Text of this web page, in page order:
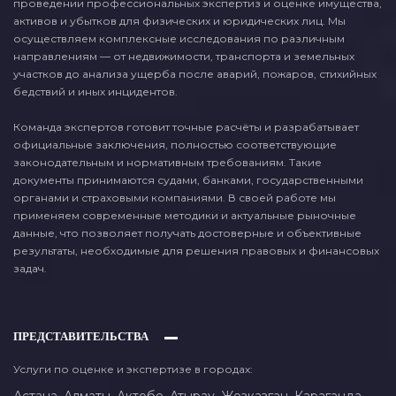
проведении профессиональных экспертиз и оценке имущества,
активов и убытков для физических и юридических лиц. Мы
осуществляем комплексные исследования по различным
направлениям — от недвижимости, транспорта и земельных
участков до анализа ущерба после аварий, пожаров, стихийных
бедствий и иных инцидентов.
Команда экспертов готовит точные расчёты и разрабатывает
официальные заключения, полностью соответствующие
законодательным и нормативным требованиям. Такие
документы принимаются судами, банками, государственными
органами и страховыми компаниями. В своей работе мы
применяем современные методики и актуальные рыночные
данные, что позволяет получать достоверные и объективные
результаты, необходимые для решения правовых и финансовых
задач.
ПРЕДСТАВИТЕЛЬСТВА
Услуги по оценке и экспертизе в городах: